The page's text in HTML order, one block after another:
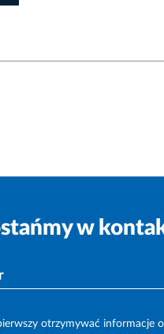
w
otrzymywać informacje o